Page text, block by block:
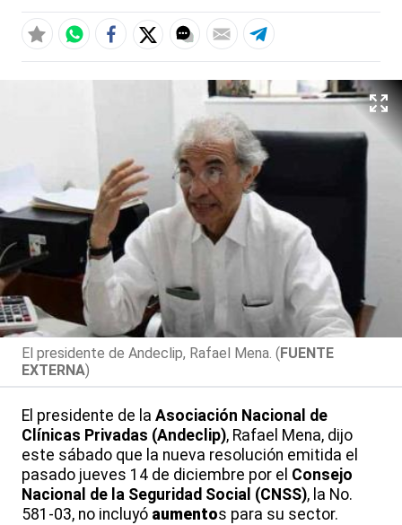
El presidente de Andeclip, Rafael Mena. (FUENTE
EXTERNA)
El presidente de la Asociación Nacional de
Clínicas Privadas (Andeclip), Rafael Mena, dijo
este sábado que la nueva resolución emitida el
pasado jueves 14 de diciembre por el Consejo
Nacional de la Seguridad Social (CNSS), la No.
581-03, no incluyó aumentos para su sector.